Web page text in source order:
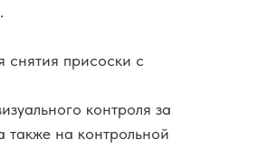
снятия присоски с
контроля за
на контрольной